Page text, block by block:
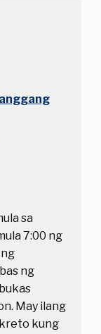
sa
7:00 ng
ng
May ilang
kung